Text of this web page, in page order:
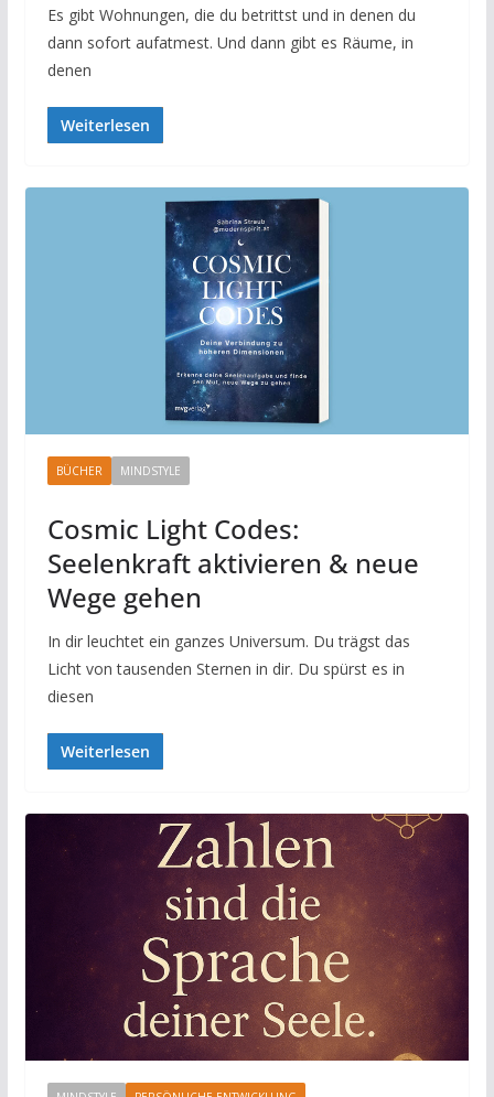
Es gibt Wohnungen, die du betrittst und in denen du
dann sofort aufatmest. Und dann gibt es Räume, in
denen
Weiterlesen
BÜCHER MINDSTYLE
Cosmic Light Codes:
Seelenkraft aktivieren & neue
Wege gehen
In dir leuchtet ein ganzes Universum. Du trägst das
Licht von tausenden Sternen in dir. Du spürst es in
diesen
Weiterlesen